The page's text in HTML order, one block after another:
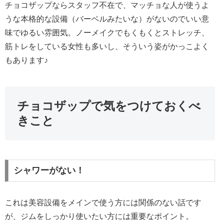
チョコザップならスタッフ不在で、マッチョな人が使うよ
うな本格的な設備（バーベルみたいな）がないのでいい意
味でゆるい雰囲気。ノーメイクでもくもくとストレッチ、
筋トレをしている女性も多いし、そういう姿がかっこよく
もあります♪
チョコザップで気をつけておくべ
きこと
シャワーがない！
これは美容設備をメインで使う方には関係のない話です
が、ジムをしっかり使いたい方には重要なポイント。